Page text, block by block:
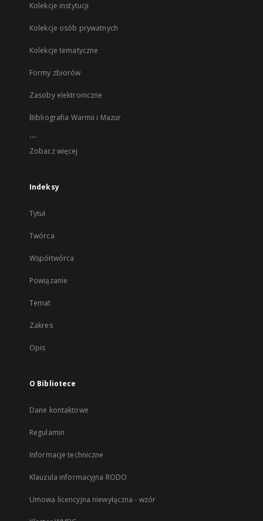
Kolekcje instytucji
Kolekcje osób prywatnych
Kolekcje tematyczne
Formy zbiorów
Zasoby elektroniczne
Bibliografia Warmii i Mazur
...
Zobacz więcej
Indeksy
Tytuł
Twórca
Współtwórca
Powiązanie
Temat
Zakres
Opis
O Bibliotece
Dane kontaktowe
Regulamin
Informacje techniczne
Klauzula informacyjna RODO
Umowa licencyjna niewyłączna - wzór